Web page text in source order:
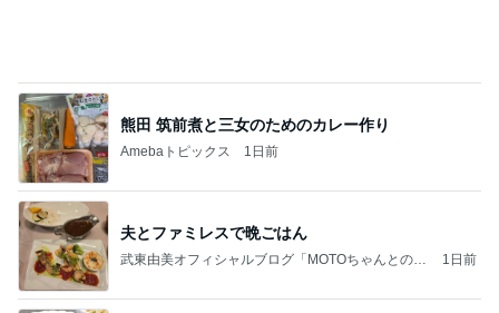
熊田 筑前煮と三女のためのカレー作り
Amebaトピックス 1日前
夫とファミレスで晩ごはん
武東由美オフィシャルブログ「MOTOちゃんとのは
1日前